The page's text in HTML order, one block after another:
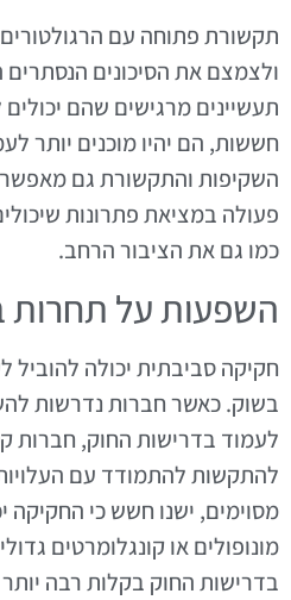
תקשורת פתוחה עם
ולצמצם את הסיכונים
תעשיינים מרגישים שהם
חששות, הם יהיו מוכנים יותר
השקיפות והתקשורת גם
פעולה במציאת פתרונות
כמו גם את הציבור הרחב.
השפעות על תחרות
חקיקה סביבתית יכולה להוביל
בשוק. כאשר חברות נדרשות
לעמוד בדרישות החוק, חברות
להתקשות להתמודד עם
מסוימים, ישנו חשש כי החקיקה
מונופולים או קונגלומרטים
בדרישות החוק בקלות רבה